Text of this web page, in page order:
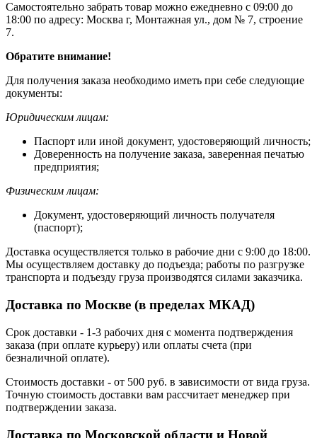
Самостоятельно забрать товар можно ежедневно с 09:00 до
18:00 по адресу: Москва г, Монтажная ул., дом № 7, строение
7.
Обратите внимание!
Для получения заказа необходимо иметь при себе следующие
документы:
Юридическим лицам:
Паспорт или иной документ, удостоверяющий личность;
Доверенность на получение заказа, заверенная печатью
предприятия;
Физическим лицам:
Документ, удостоверяющий личность получателя
(паспорт);
Доставка осуществляется только в рабочие дни с 9:00 до 18:00.
Мы осуществляем доставку до подъезда; работы по разгрузке
транспорта и подъезду груза производятся силами заказчика.
Доставка по Москве (в пределах МКАД)
Срок доставки - 1-3 рабочих дня с момента подтверждения
заказа (при оплате курьеру) или оплаты счета (при
безналичной оплате).
Стоимость доставки - от 500 руб. в зависимости от вида груза.
Точную стоимость доставки вам рассчитает менеджер при
подтверждении заказа.
Доставка по Московской области и Новой